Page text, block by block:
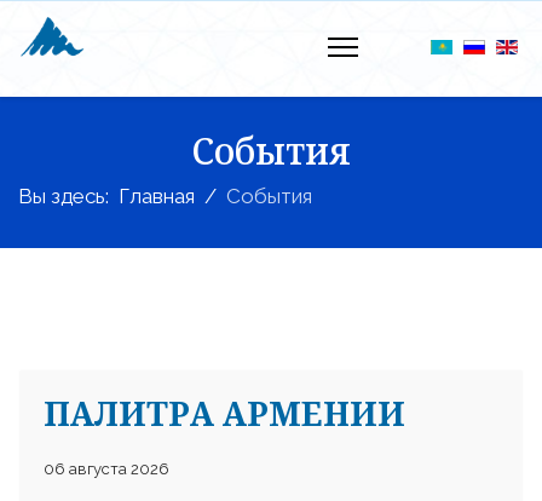
События
Вы здесь: Главная События
ПАЛИТРА АРМЕНИИ
06 августа 2026